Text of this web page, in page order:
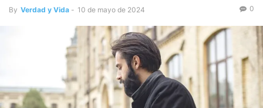
By Verdad y Vida - 10 de mayo de 2024 0